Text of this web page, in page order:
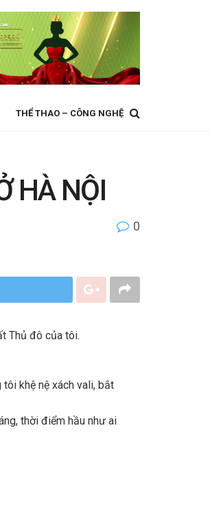
THỂ THAO – CÔNG NGHỆ
HÀ NỘI
0
Thủ đô của tôi.
khệ nệ xách vali, bắt
thời điểm hầu như ai